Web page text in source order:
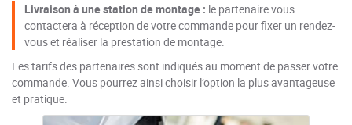
Livraison à une station de montage : le partenaire vous
contactera à réception de votre commande pour fixer un rendez-
vous et réaliser la prestation de montage.
Les tarifs des partenaires sont indiqués au moment de passer votre
commande. Vous pourrez ainsi choisir l’option la plus avantageuse
et pratique.